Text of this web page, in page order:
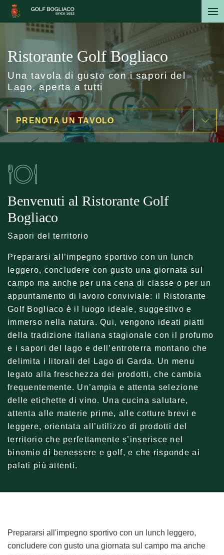
Salta
contenuto
Ristorante Golf Bogliaco
Una tavola di gusto con i sapori del
Lago, aperta a tutti
PRENOTA UN TAVOLO
Benvenuti al Ristorante Golf
Bogliaco
Sapori del territorio
Prepararsi all’impegno sportivo con un lunch
leggero, concludere con gusto una giornata sul
campo ma anche per una cena di classe o per un
appuntamento di lavoro conviviale: il Ristorante
Golf Bogliaco è il luogo ideale, suggestivo e
immerso nella natura. Qui, vengono ideati piatti
della tradizione italiana stagionale con il profumo
e i sapori del lago e dell’entroterra montano che
delimita i litorali del Lago di Garda. Un menu
legato alla freschezza dei prodotti, che cambia
frequentemente. Un’ampia e attenta selezione
delle etichette di vino. Una cucina salutare,
attenta alle materie prime, alle cotture brevi e
leggere, orientata all’utilizzo di prodotti del
territorio che perfettamente s’inserisce nel
binomio di benessere e golf, e che risponde ai
palati più attenti.
Prepararsi all'impegno sportivo con un lunch leggero,
concludere con gusto una giornata sul campo ma anche